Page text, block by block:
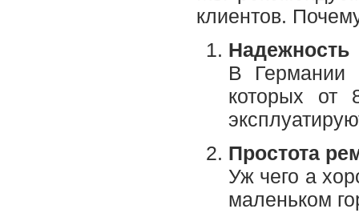
клиентов.
Надежность
В Германии
которых от
Простота
Уж чего а
маленьком